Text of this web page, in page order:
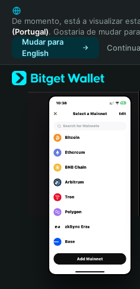
English
日本語
Tiếng Việt
Русский
Español (Latinoamérica)
Türkçe
Italiano
Português (Portugal)
Bahasa Indonesia
Português (Brasil)
Español (Argentina)
De momento, está a visualizar
(Portugal). Gostaria de mudar para
Mudar para
English